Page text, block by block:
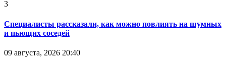
3
Специалисты рассказали, как можно повлиять на шумных
и пьющих соседей
09 августа, 2026 20:40